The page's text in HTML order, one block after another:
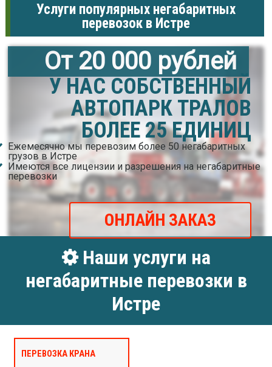
Услуги популярных негабаритных
перевозок в Истре
От 20 000 рублей
У НАС СОБСТВЕННЫЙ
АВТОПАРК ТРАЛОВ
БОЛЕЕ 25 ЕДИНИЦ
Ежемесячно мы перевозим более 50 негабаритных
грузов в Истре
Имеются все лицензии и разрешения на негабаритные
перевозки
ОНЛАЙН ЗАКАЗ
Наши услуги на
негабаритные перевозки в
Истре
ПЕРЕВОЗКА КРАНА